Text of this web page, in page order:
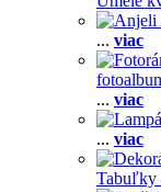
... viac
... viac
... viac
Tabuľky